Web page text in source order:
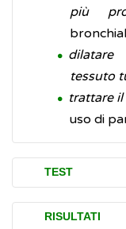
più
tessuto
trattare
uso di
TEST
La
RISULTATI